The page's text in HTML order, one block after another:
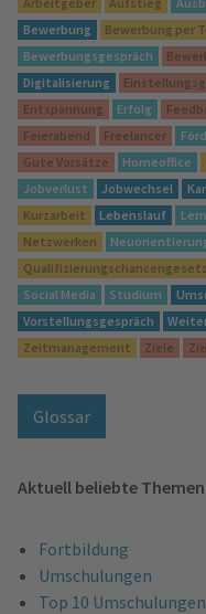
Bewerbung
Bewerbung per
Bewerbungsgespräch
Digitalisierung
Entspannung
Erfolg
Feierabend
Freelancer
Gute Vorsätze
Homeoffice
Jobverlust
Jobwechsel
Kurzarbeit
Lebenslauf
Netzwerken
Qualifizierungschancengesetz
Social Media
Studium
Vorstellungsgespräch
Zeitmanagement
Ziele
Glossar
Aktuell beliebte
Fortbildung
Umschulungen
Top 10 Umschulungen